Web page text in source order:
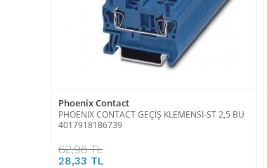
Phoenix Contact
PHOENIX CONTACT GEÇİŞ KLEMENSİ-ST 2,5 BU
4017918186739
62,96 TL
28,33 TL